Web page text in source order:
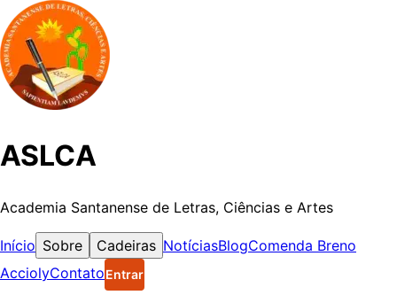
ASLCA
Academia Santanense de Letras, Ciências e Artes
Início Sobre Cadeiras NotíciasBlogComenda Breno
AcciolyContatoEntrar